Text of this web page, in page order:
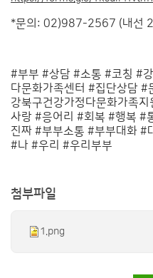
*문의: 02)987-2567 (내선
#부부 #상담 #소통 #코칭 #
다문화가족센터 #집단상담
강북구건강가정다문화가족
사랑 #응어리 #회복 #행복 #
진짜 #부부소통 #부부대화 #
#나 #우리 #우리부부
첨부파일
1.png